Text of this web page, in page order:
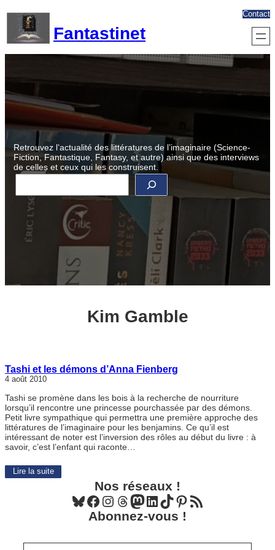
contenu
Fantastinet
Contact
Retrouvez l’actualité des littératures de l’imaginaire (Science-
Fiction, Fantastique, Fantasy, et autre) ainsi que des interviews
de celles et ceux qui les construisent.
R
c
Kim Gamble
Tashi et les démons d’Anna Fienberg
4 août 2010
Tashi se promène dans les bois à la recherche de nourriture
lorsqu’il rencontre une princesse pourchassée par des démons.
Petit livre sympathique qui permettra une première approche des
littératures de l’imaginaire pour les benjamins. Ce qu’il est
intéressant de noter est l’inversion des rôles au début du livre : à
savoir, c’est l’enfant qui raconte…
Lire la suite
Nos réseaux !
Bluesky Facebook Instagram Threads Mastodon LinkedIn TikTok Pinterest Flux RSS
Abonnez-vous !